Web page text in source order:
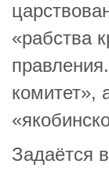
«рабства
комитет»,
Задаётся